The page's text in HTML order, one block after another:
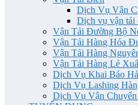
Dịch Vụ Vận
Dịch vụ vận tải
Vận Tải Đường Bộ
Vận Tải Hàng Hóa
Vận Tải Hàng
Vận Tải Hàng Lẻ
Dịch Vụ Khai Báo
Dịch Vụ Lashing
Dịch Vụ Vận